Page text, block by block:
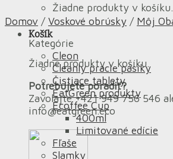
Žiadne produkty v košíku.
Košík
Žiadne produkty v košíku.
Potrebujete poradiť?
Zavolajte +421 949 756 546
info@eatgreen.eco
Domov / Voskové obrúsky / Môj
Kategórie
Cleon
Cleanly pracie pásiky
Čistiace tablety
EatGreen produkty
Ecoffee Cup
400ml
Limitované edície
Fľaše
Slamky